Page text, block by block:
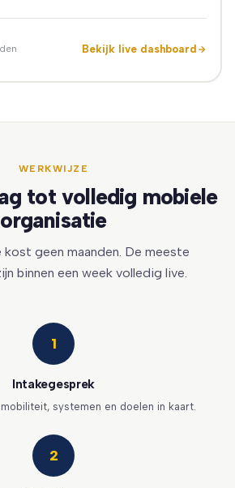
Bekijk live dashboard
WERKWIJZE
tot volledig mobiele
organisatie
geen maanden. De meeste
binnen een week volledig live.
1
Intakegesprek
systemen en doelen in kaart.
2